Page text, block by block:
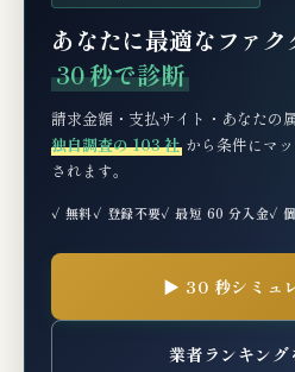
① 必要書類チェック
時間）
② タイムライン例：
単位フロー
③ 申込から入金まで
例：500万円のレセ
クタリング
あなたに最適なファ
30 秒で診断
請求金額・支払サイト・あなたの
独自調査の 103 社 から条件にマ
されます。
✓ 無料✓ 登録不要✓ 最短 60 分入金✓
▶ 30 秒シミュ
業者ランキン